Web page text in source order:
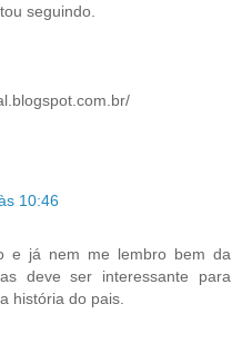
seguindo.
10:46
e já nem me lembro bem da
deve ser interessante para
história do pais.